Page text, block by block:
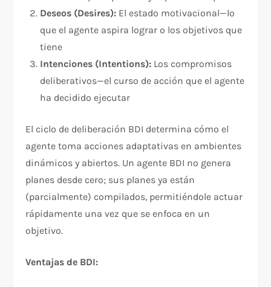
Deseos (Desires): El estado motivacional—lo
que el agente aspira lograr o los objetivos que
tiene​
Intenciones (Intentions): Los compromisos
deliberativos—el curso de acción que el agente
ha decidido ejecutar​
El ciclo de deliberación BDI determina cómo el
agente toma acciones adaptativas en ambientes
dinámicos y abiertos. Un agente BDI no genera
planes desde cero; sus planes ya están
(parcialmente) compilados, permitiéndole actuar
rápidamente una vez que se enfoca en un
objetivo.
Ventajas de BDI: